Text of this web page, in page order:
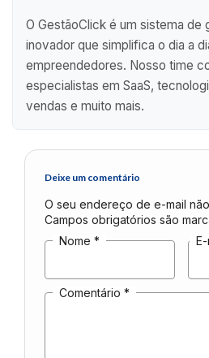
O GestãoClick é um sistema de
inovador que simplifica o dia a
empreendedores. Nosso time
especialistas em SaaS,
vendas e muito mais.
Deixe um comentário
O seu endereço de e-mail
Campos obrigatórios são
Nome *
Comentário *